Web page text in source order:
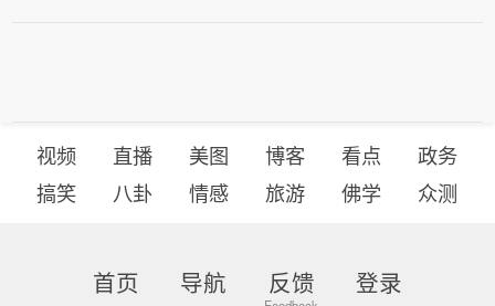
视频 直播 美图 博客 看点
政务
搞笑
八卦 情感 旅游 佛学 众测
首页 导航 反馈 登录